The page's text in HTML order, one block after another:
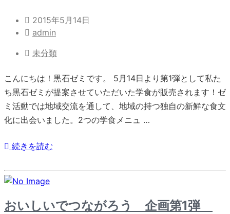
2015年5月14日
admin
未分類
こんにちは！黒石ゼミです。 5月14日より第1弾として私た
ち黒石ゼミが提案させていただいた学食が販売されます！ゼ
ミ活動では地域交流を通して、地域の持つ独自の新鮮な食文
化に出会いました。2つの学食メニュ …
続きを読む
おいしいでつながろう 企画第1弾